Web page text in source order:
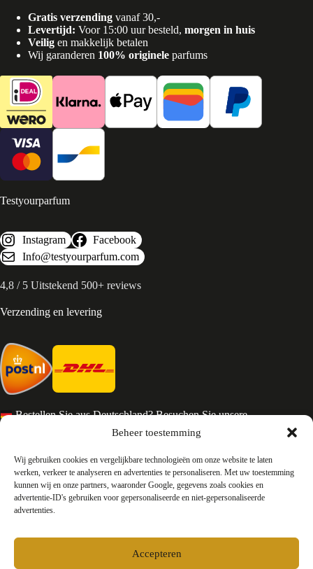
Beheer toestemming
Wij gebruiken cookies en vergelijkbare technologieën om onze website te laten
werken, verkeer te analyseren en advertenties te personaliseren. Met uw toestemming
kunnen wij en onze partners, waaronder Google, gegevens zoals cookies en
advertentie-ID's gebruiken voor gepersonaliseerde en niet-gepersonaliseerde
advertenties.
Accepteren
Gratis verzending vanaf 30,-
Levertijd: Voor 15:00 uur besteld, morgen in huis
Veilig en makkelijk betalen
Wij garanderen 100% originele parfums
Testyourparfum
Instagram
Facebook
Info@testyourparfum.com
4,8 / 5 Uitstekend 500+ reviews
Verzending en levering
Bestellen Sie aus Deutschland? Besuchen Sie unsere
Services en Contact
Algemene voorwaarden
Retourneren
Privacy
Contact